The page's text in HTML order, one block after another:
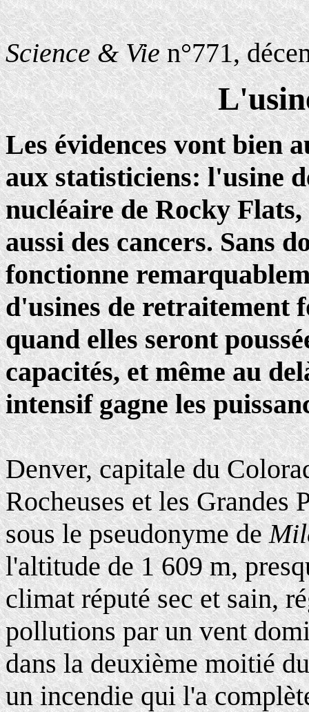
Science & Vien°771,
Les évidences vont bien
aux statisticiens: l'usine
nucléaire de Rocky
aussi des cancers. Sans
fonctionne
d'usines de retraitement
quand elles seront
capacités, et même au
intensif gagne les
Denver, capitale du
Rocheuses et les Grandes
sous le pseudonyme de
l'altitude de 1 609 m,
climat réputé sec et sain,
pollutions par un vent
dans la deuxième moitié
un incendie qui l'a